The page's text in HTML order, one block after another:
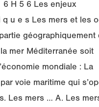
6 H 5 6 Les enjeux
u e s Les mers et les
géographiquement
mer Méditerranée soit
mondiale : La
voie maritime qui
Les mers … A. Les